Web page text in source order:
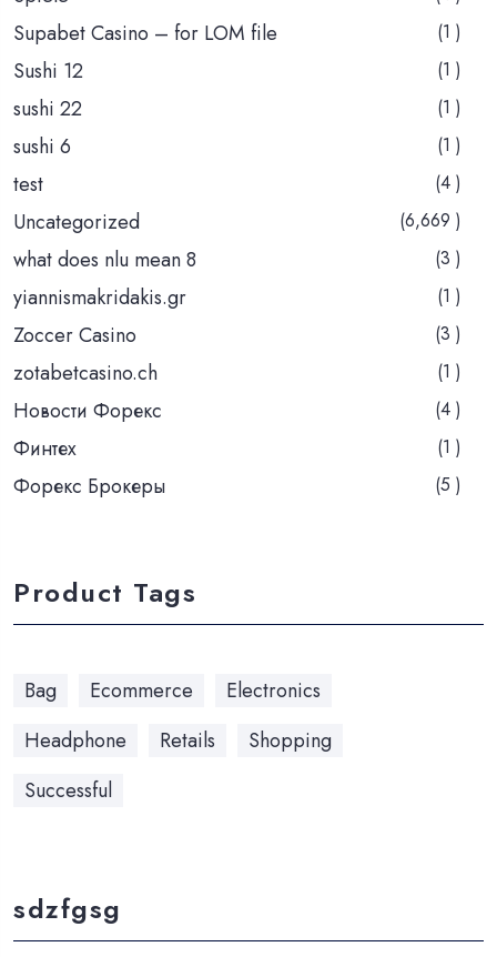
Supabet Casino – for LOM file (1 )
Sushi 12 (1 )
sushi 22 (1 )
sushi 6 (1 )
test (4 )
Uncategorized (6,669 )
what does nlu mean 8 (3 )
yiannismakridakis.gr (1 )
Zoccer Casino (3 )
zotabetcasino.ch (1 )
Новости Форекс (4 )
Финтех (1 )
Форекс Брокеры (5 )
Product Tags
Bag Ecommerce
Electronics
Headphone
Retails
Shopping
Successful
sdzfgsg